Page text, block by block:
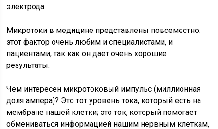
электрода.
Микротоки в медицине представлены повсеместно:
этот фактор очень любим и специалистами, и
пациентами, так как он дает очень хорошие
результаты.
Чем интересен микротоковый импульс (миллионная
доля ампера)? Это тот уровень тока, который есть на
мембране нашей клетки; это ток, который помогает
обмениваться информацией нашим нервным клеткам,